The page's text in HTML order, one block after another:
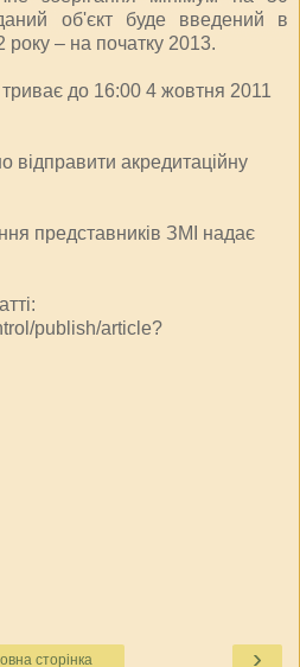
об'єкт буде введений в
року – на початку 2013.
триває до 16:00 4 жовтня 2011
відправити акредитаційну
представників ЗМІ надає
publish/article?
›
сторінка